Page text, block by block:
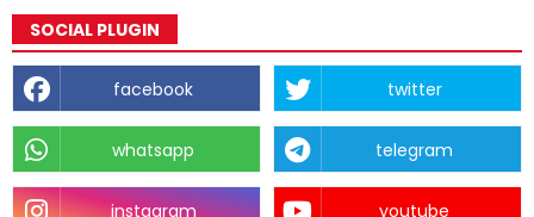
SOCIAL PLUGIN
facebook twitter
whatsapp telegram
instagram youtube